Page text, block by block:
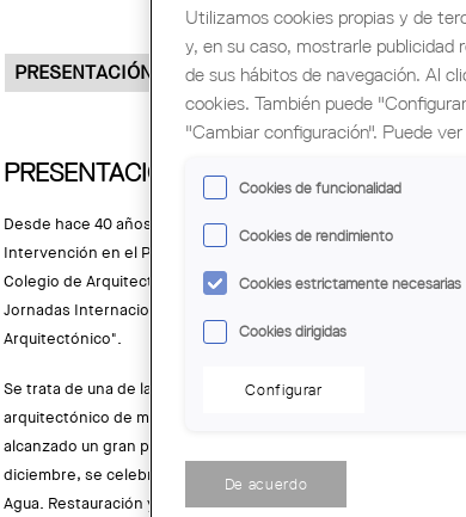
PRESENTACIÓN PROGRAMA
PRESENTACIÓN
Desde hace 40 años, la Agrupación para la Defensa y la
Intervención en el Patrimonio Arquitectónico (AADIPA) del
Colegio de Arquitectos de Catalunya (COAC) organiza el "Cursillo.
Jornadas Internacionales sobre la Intervención en el Patrimonio
Arquitectónico".
Se trata de una de las jornadas de estudio del patrimonio
arquitectónico de mayor trayectoria de Europa, y que ha
alcanzado un gran prestigio y proyección. Este año, del 13 al 16
diciembre, se celebrará la XLI edición, con el título "Caminos de
Agua. Restauración y uso del patrimonio hidráulico".
Utilizamos cookies propias y de
y, en su caso, mostrarle publicidad
de sus hábitos de navegación. Al
cookies. También puede
"Cambiar configuración". Puede ver
Cookies de funcionalidad
Cookies de rendimiento
Cookies estrictamente necesarias
Cookies dirigidas
Configurar
De acuerdo